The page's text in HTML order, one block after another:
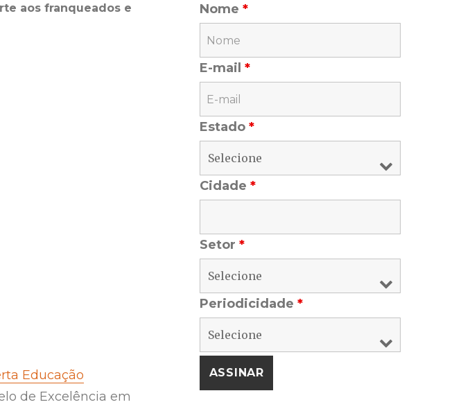
aos franqueados e
Educação
de Excelência em
Nome *
E-mail *
Estado *
Cidade *
Setor *
Periodicidade *